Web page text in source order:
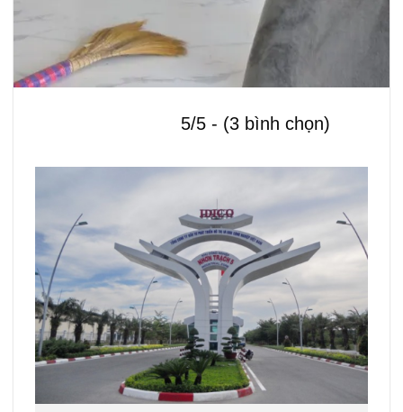
5/5 - (3 bình chọn)